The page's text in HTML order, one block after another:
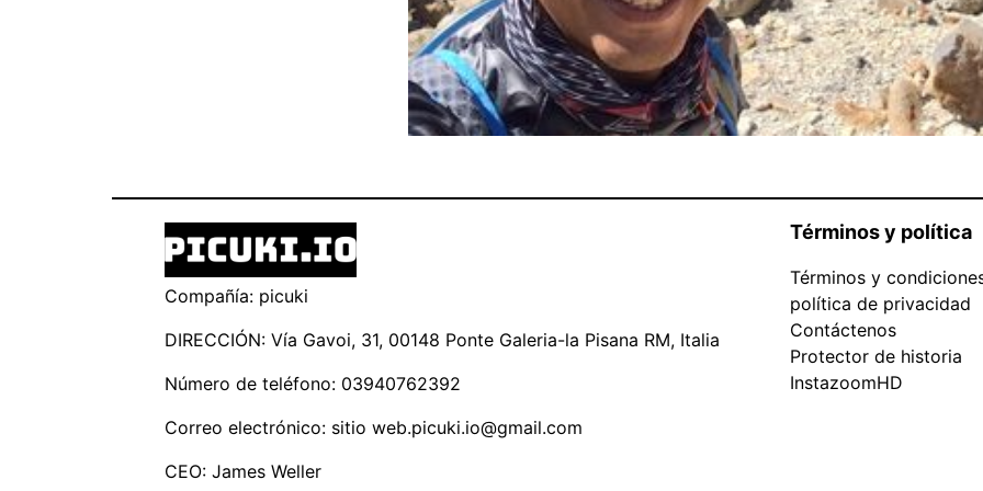
Compañía: picuki
DIRECCIÓN: Vía Gavoi, 31, 00148 Ponte Galeria-la Pisana RM, Italia
Número de teléfono: 03940762392
Correo electrónico: sitio web.picuki.io@gmail.com
CEO: James Weller
Términos y política
Términos y
política de privacidad
Contáctenos
Protector de historia
InstazoomHD